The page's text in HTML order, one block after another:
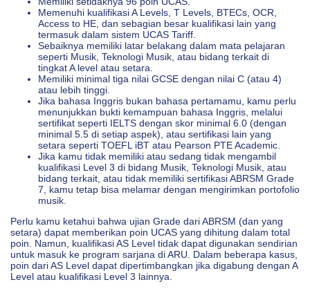
Memenuhi kualifikasi A Levels, T Levels, BTECs, OCR,
Access to HE, dan sebagian besar kualifikasi lain yang
termasuk dalam sistem UCAS Tariff.
Sebaiknya memiliki latar belakang dalam mata pelajaran
seperti Musik, Teknologi Musik, atau bidang terkait di
tingkat A level atau setara.
Memiliki minimal tiga nilai GCSE dengan nilai C (atau 4)
atau lebih tinggi.
Jika bahasa Inggris bukan bahasa pertamamu, kamu perlu
menunjukkan bukti kemampuan bahasa Inggris, melalui
sertifikat seperti IELTS dengan skor minimal 6.0 (dengan
minimal 5.5 di setiap aspek), atau sertifikasi lain yang
setara seperti TOEFL iBT atau Pearson PTE Academic.
Jika kamu tidak memiliki atau sedang tidak mengambil
kualifikasi Level 3 di bidang Musik, Teknologi Musik, atau
bidang terkait, atau tidak memiliki sertifikasi ABRSM Grade
7, kamu tetap bisa melamar dengan mengirimkan portofolio
musik.
Perlu kamu ketahui bahwa ujian Grade dari ABRSM (dan yang
setara) dapat memberikan poin UCAS yang dihitung dalam total
poin. Namun, kualifikasi AS Level tidak dapat digunakan sendirian
untuk masuk ke program sarjana di ARU. Dalam beberapa kasus,
poin dari AS Level dapat dipertimbangkan jika digabung dengan A
Level atau kualifikasi Level 3 lainnya.